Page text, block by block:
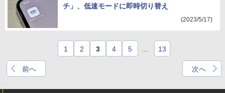
チ」、低速モードに即時切り替え
(2023/5/17)
前へ
1 2 3 4 5 13
次へ